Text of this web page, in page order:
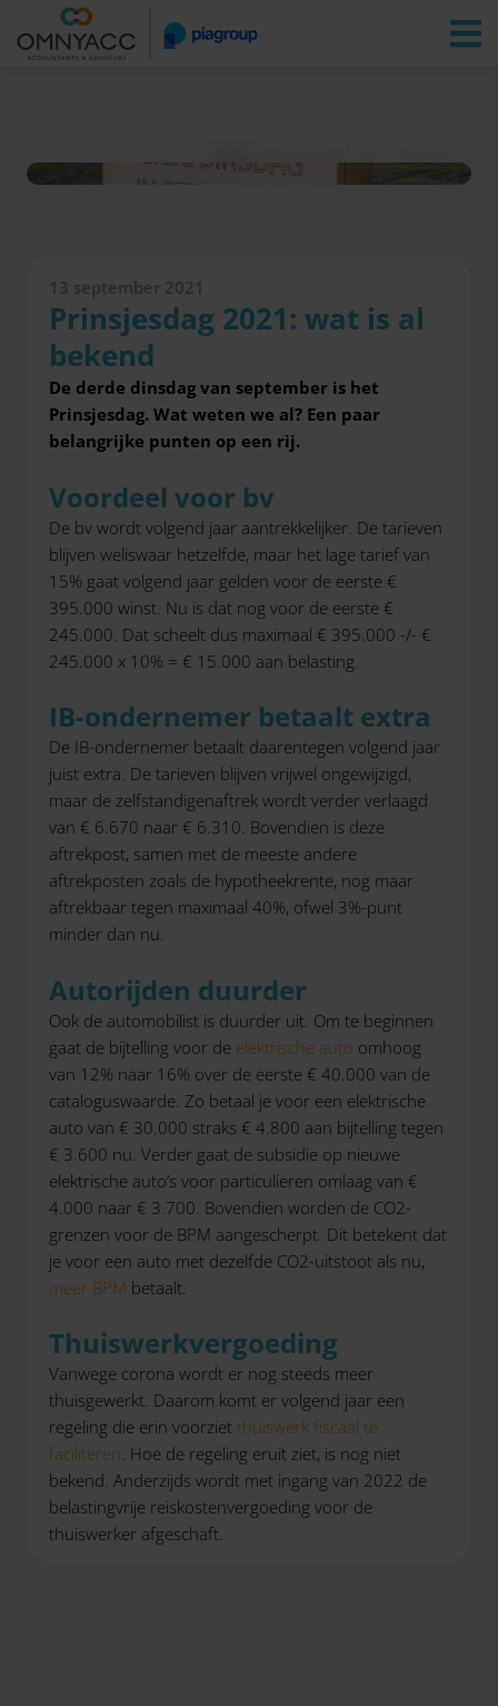
Vestigingen Zoeken
13 september 2021
Prinsjesdag 2021: wat is al
bekend
De derde dinsdag van september is het
Prinsjesdag. Wat weten we al? Een paar
belangrijke punten op een rij.
Voordeel voor bv
De bv wordt volgend jaar aantrekkelijker. De tarieven
blijven weliswaar hetzelfde, maar het lage tarief van
15% gaat volgend jaar gelden voor de eerste €
395.000 winst. Nu is dat nog voor de eerste €
245.000. Dat scheelt dus maximaal € 395.000 -/- €
245.000 x 10% = € 15.000 aan belasting.
IB-ondernemer betaalt extra
De IB-ondernemer betaalt daarentegen volgend jaar
juist extra. De tarieven blijven vrijwel ongewijzigd,
maar de zelfstandigenaftrek wordt verder verlaagd
van € 6.670 naar € 6.310. Bovendien is deze
aftrekpost, samen met de meeste andere
aftrekposten zoals de hypotheekrente, nog maar
aftrekbaar tegen maximaal 40%, ofwel 3%-punt
minder dan nu.
Autorijden duurder
Ook de automobilist is duurder uit. Om te beginnen
gaat de bijtelling voor de elektrische auto omhoog
van 12% naar 16% over de eerste € 40.000 van de
cataloguswaarde. Zo betaal je voor een elektrische
auto van € 30.000 straks € 4.800 aan bijtelling tegen
€ 3.600 nu. Verder gaat de subsidie op nieuwe
elektrische auto’s voor particulieren omlaag van €
4.000 naar € 3.700. Bovendien worden de CO2-
grenzen voor de BPM aangescherpt. Dit betekent dat
je voor een auto met dezelfde CO2-uitstoot als nu,
meer BPM betaalt.
Thuiswerkvergoeding
Vanwege corona wordt er nog steeds meer
thuisgewerkt. Daarom komt er volgend jaar een
regeling die erin voorziet thuiswerk fiscaal te
faciliteren. Hoe de regeling eruit ziet, is nog niet
bekend. Anderzijds wordt met ingang van 2022 de
belastingvrije reiskostenvergoeding voor de
thuiswerker afgeschaft.